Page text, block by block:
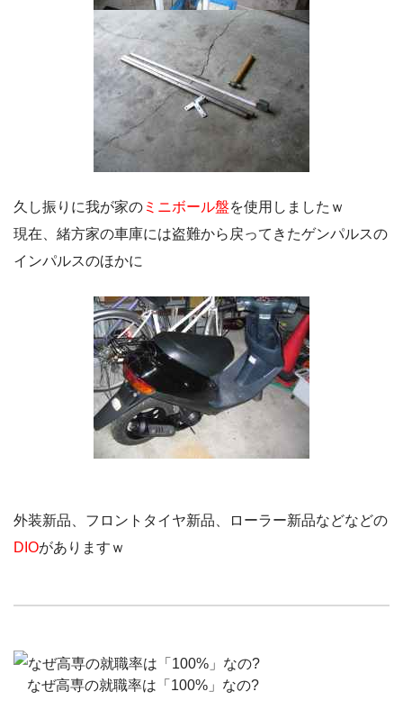
久し振りに我が家の ミニボール盤を使用しましたｗ
現在、緒方家の車庫には盗難から戻ってきたゲンパルスの
インパルスのほかに
外装新品、フロントタイヤ新品、ローラー新品などなどの
DIOがありますｗ
なぜ高専の就職率は「100%」なの?